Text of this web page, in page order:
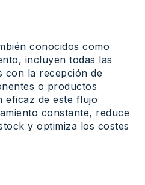
conocidos como
incluyen todas las
con la recepción de
o productos
eficaz de este flujo
constante, reduce
y optimiza los costes